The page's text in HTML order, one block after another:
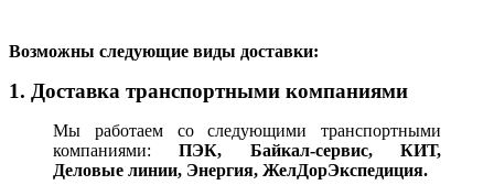
Возможны следующие виды доставки:
1. Доставка транспортными компаниями
Мы работаем со следующими транспортными
компаниями:ПЭК, Байкал-сервис, КИТ,
Деловые линии, Энергия, ЖелДорЭкспедиция.